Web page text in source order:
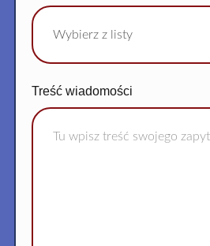
Treść wiadomości